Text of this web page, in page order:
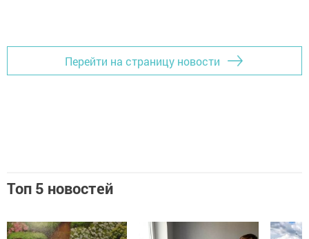
Перейти на страницу новости
Топ 5 новостей